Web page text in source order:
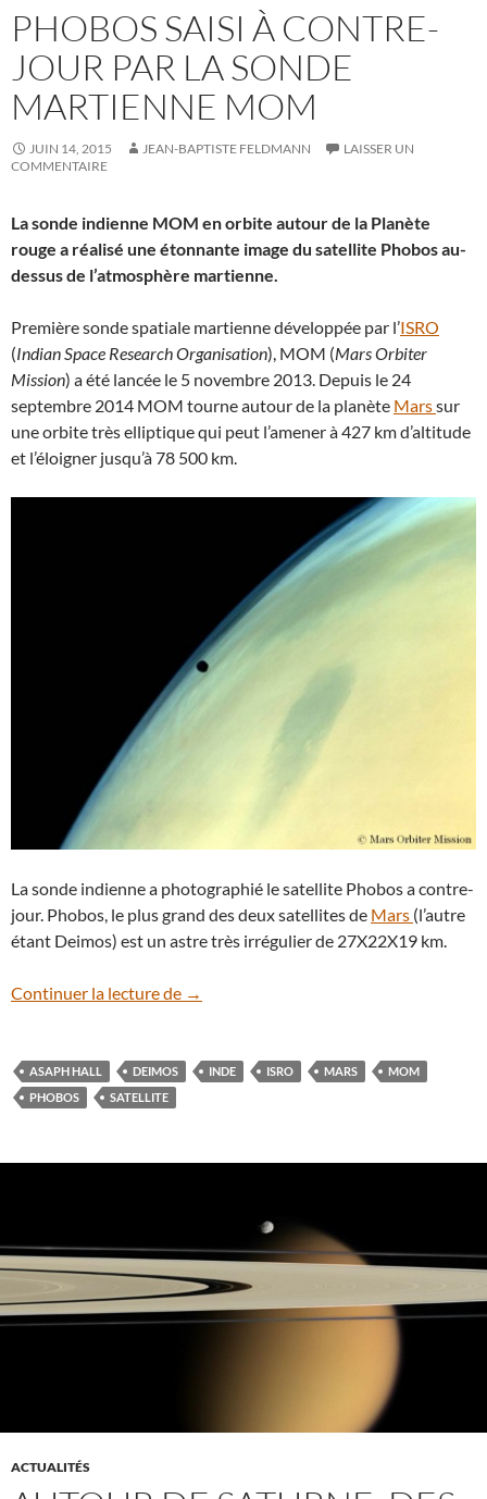
PHOBOS SAISI À CONTRE-
JOUR PAR LA SONDE
MARTIENNE MOM
JUIN 14, 2015 JEAN-BAPTISTE FELDMANN
LAISSER UN
COMMENTAIRE
La sonde indienne MOM en orbite autour de la Planète
rouge a réalisé une étonnante image du satellite Phobos au-
dessus de l’atmosphère martienne.
Première sonde spatiale martienne développée par l’ISRO
(Indian Space Research Organisation), MOM (Mars Orbiter
Mission) a été lancée le 5 novembre 2013. Depuis le 24
septembre 2014 MOM tourne autour de la planète Marssur
une orbite très elliptique qui peut l’amener à 427 km d’altitude
et l’éloigner jusqu’à 78 500 km.
La sonde indienne a photographié le satellite Phobos a contre-
jour. Phobos, le plus grand des deux satellites de Mars (l’autre
étant Deimos) est un astre très irrégulier de 27X22X19 km.
Continuer la lecture de Phobos saisi à contre-jour par la sonde
→
ASAPH HALL DEIMOS INDE ISRO MARS
MOM
PHOBOS
SATELLITE
ACTUALITÉS